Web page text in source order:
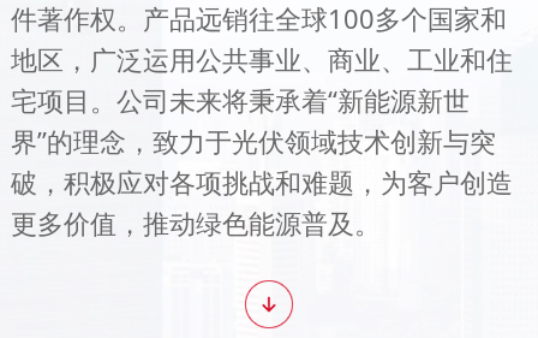
件著作权。产品远销往全球100多个国家和
地区，广泛运用公共事业、商业、工业和住
宅项目。公司未来将秉承着“新能源新世
界”的理念，致力于光伏领域技术创新与突
破，积极应对各项挑战和难题，为客户创造
更多价值，推动绿色能源普及。